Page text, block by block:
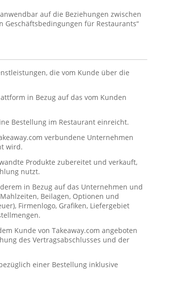
auf die Beziehungen zwischen
Geschäftsbedingungen für Restaurants“
die vom Kunde über die
in Bezug auf das vom Kunden
Bestellung im Restaurant einreicht.
verbundene Unternehmen
wird.
Produkte zubereitet und verkauft,
nutzt.
in Bezug auf das Unternehmen und
Beilagen, Optionen und
Firmenlogo, Grafiken, Liefergebiet
Kunde von Takeaway.com angeboten
des Vertragsabschlusses und der
einer Bestellung inklusive